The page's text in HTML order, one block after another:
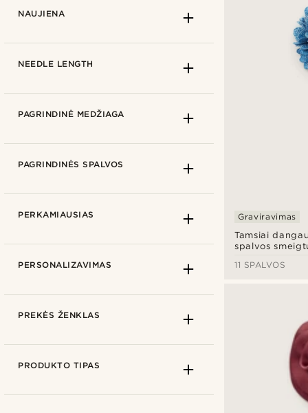
Tamsiai
spalvos
Graviravimas
11 SPALVOS
8cm
(2)
(26)
FABRIC
(47)
METAL AND ALLOY
(3)
Žalvaris
(11)
NAUJIENA
Ne (11)
NEEDLE LENGTH
5,7cm (7)
PAGRINDINĖ MEDŽIAGA
Poliesteris (54)
PAGRINDINĖS SPALVOS
PERKAMIAUSIAS
PERSONALIZAVIMAS
PREKĖS ŽENKLAS
PRODUKTO TIPAS